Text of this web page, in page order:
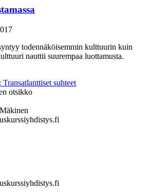
todennäköisemmin kulttuurin kuin
nauttii suurempaa luottamusta.
suhteet